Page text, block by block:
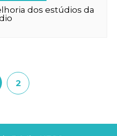
dos estúdios da
2